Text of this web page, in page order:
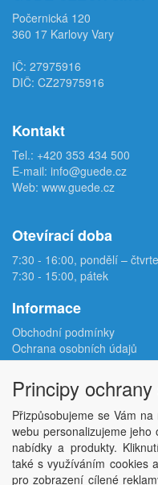
Počernická 120
360 17 Karlovy Vary
IČ: 27975916
DIČ: CZ27975916
Kontakt
Tel.: +420 353 434 500
E-mail: info@guede.cz
Web: www.guede.cz
Otevírací doba
7:30 - 16:00, pondělí –
7:30 - 15:00, pátek
Informace
Obchodní podmínky
Ochrana osobních údajů
Reklamační protokol
Odstoupení od smlouvy
Podmínky užití e-shopu
Doprava
Velkoobchod
Kontakt
Nastavení soukromí
Principy
Přizpůsobujeme se Vám
webu personalizujeme
nabídky a produkty.
také s využíváním cookies
pro zobrazení cílené